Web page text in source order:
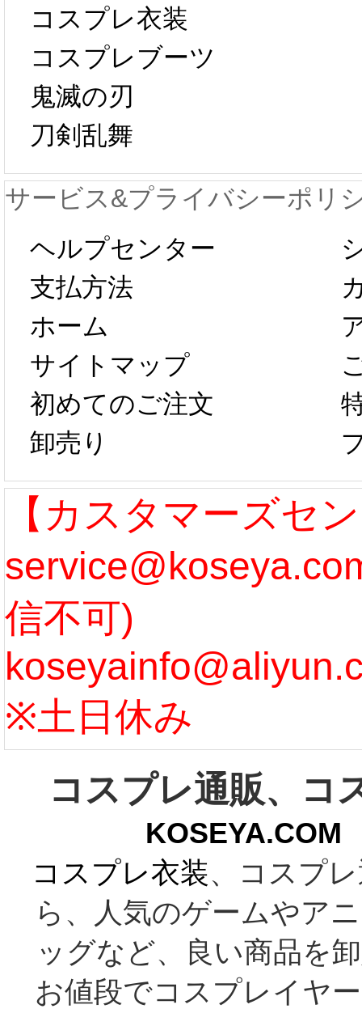
響で2024年2月5
日から工場生産
が一時停止いた
します。 2月5日
以後のご注文
は、2月25日か
らコスプレ制
作、発送予定と
なります。 ...
[more]
プレ
新春
字半
第二
たし
ル期
まで
う...
コスプレ衣装
コスプレブーツ
鬼滅の刃
刀剣乱舞
サービス&プライバシーポリ
ヘルプセンター
支払方法
ホーム
サイトマップ
初めてのご注文
卸売り
【カスタマーズセ
信不可)
※土日休み
コスプレ通販、コ
コスプレ衣装、コスプ
ら、人気のゲームやア
ッグなど、良い商品を
お値段でコスプレイヤ